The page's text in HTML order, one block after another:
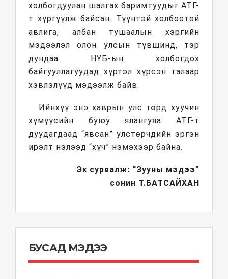
холбогдуулан шалгах баримтуудыг АТГ-
т хүргүүлж байсан. Түүнтэй холбоотой
авлига, албан тушаалын хэргийн
мэдээлэл олон улсын түвшинд, тэр
дундаа НҮБ-ын холбогдох
байгууллагуудад хүртэл хүрсэн талаар
хэвлэлүүд мэдээлж байв.
Ийнхүү энэ хаврын улс төрд хуучин
хүмүүсийн буюу ялангуяа АТГ-т
дуудагдаад “явсан” улстөрчдийн эргэн
ирэлт нэлээд “хүч” нэмэхээр байна.
Эх сурвалж: “Зууны мэдээ”
сонин Т.БАТСАЙХАН
БУСАД МЭДЭЭ